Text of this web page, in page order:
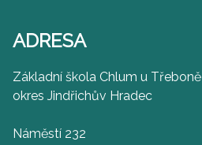
ADRESA
Základní škola Chlum u Třeboně
okres Jindřichův Hradec
Náměstí 232